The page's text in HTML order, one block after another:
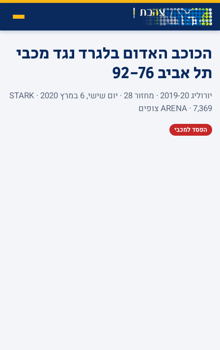
הכוכב האדום בלגרד נגד מכבי
תל אביב92-76
יורוליג 2019-20 · מחזור 28 · יום שישי, 6 במרץ 2020 · STARK
ARENA · 7,369 צופים
הפסד למכבי